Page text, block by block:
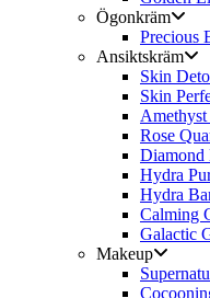
Ögonkräm
Precious
Ansiktskräm
Skin
Skin
Rose
Diamond
Hydra
Hydra
Calming
Galactic
Makeup